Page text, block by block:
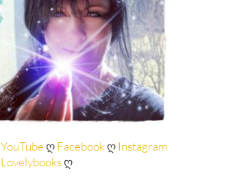
YouTubeღFacebookღ Instagram
Lovelybooksღ